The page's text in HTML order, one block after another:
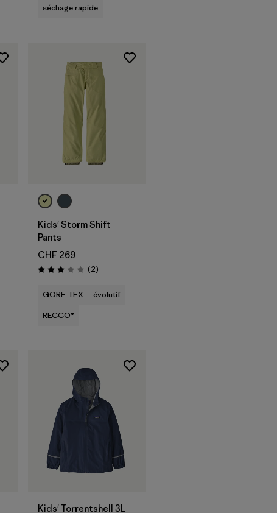
séchage rapide
Kids' Storm Shift
Pants
CHF 269
Évaluation: 3.0 / 5
(2Avis
)
GORE-TEX
évolutif
RECCO®
Kids' Torrentshell 3L